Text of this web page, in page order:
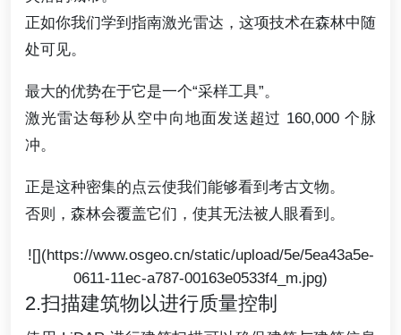
正如你我们学到指南激光雷达，这项技术在森林中随
处可见。
最大的优势在于它是一个“采样工具”。
激光雷达每秒从空中向地面发送超过 160,000 个脉
冲。
正是这种密集的点云使我们能够看到考古文物。
否则，森林会覆盖它们，使其无法被人眼看到。
![](https://www.osgeo.cn/static/upload/5e/5ea43a5e-
0611-11ec-a787-00163e0533f4_m.jpg)
2.扫描建筑物以进行质量控制